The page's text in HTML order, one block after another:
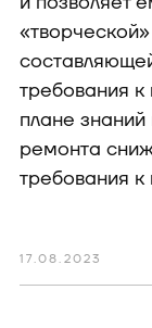
требования
плане знаний
ремонта
требования к
17.08.2023